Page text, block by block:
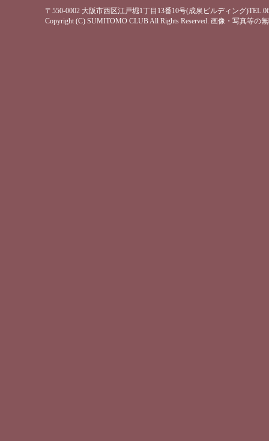
〒550-0002 大阪市西区江戸堀1丁目13番10号(成泉ビルディング
Copyright (C) SUMITOMO CLUB All Rights Reserved. 画像・写真等の